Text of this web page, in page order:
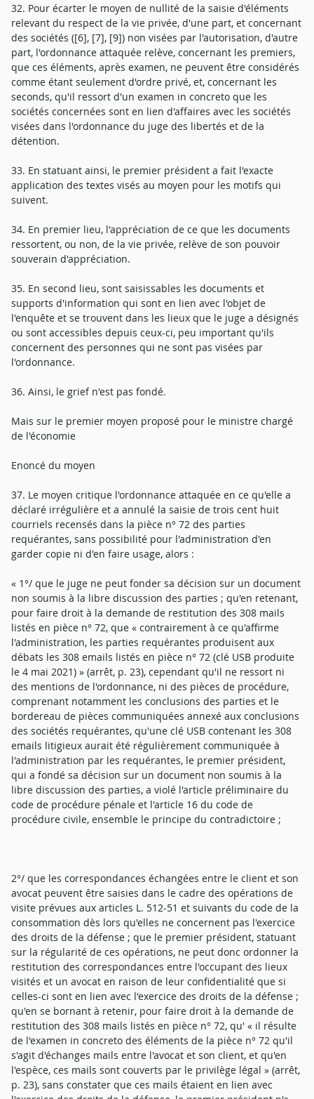
32. Pour écarter le moyen de nullité de la saisie d'éléments
relevant du respect de la vie privée, d'une part, et concernant
des sociétés ([6], [7], [9]) non visées par l'autorisation, d'autre
part, l'ordonnance attaquée relève, concernant les premiers,
que ces éléments, après examen, ne peuvent être considérés
comme étant seulement d'ordre privé, et, concernant les
seconds, qu'il ressort d'un examen in concreto que les
sociétés concernées sont en lien d'affaires avec les sociétés
visées dans l'ordonnance du juge des libertés et de la
détention.
33. En statuant ainsi, le premier président a fait l'exacte
application des textes visés au moyen pour les motifs qui
suivent.
34. En premier lieu, l'appréciation de ce que les documents
ressortent, ou non, de la vie privée, relève de son pouvoir
souverain d'appréciation.
35. En second lieu, sont saisissables les documents et
supports d'information qui sont en lien avec l'objet de
l'enquête et se trouvent dans les lieux que le juge a désignés
ou sont accessibles depuis ceux-ci, peu important qu'ils
concernent des personnes qui ne sont pas visées par
l'ordonnance.
36. Ainsi, le grief n'est pas fondé.
Mais sur le premier moyen proposé pour le ministre chargé
de l'économie
Enoncé du moyen
37. Le moyen critique l'ordonnance attaquée en ce qu'elle a
déclaré irrégulière et a annulé la saisie de trois cent huit
courriels recensés dans la pièce n° 72 des parties
requérantes, sans possibilité pour l'administration d'en
garder copie ni d'en faire usage, alors :
« 1°/ que le juge ne peut fonder sa décision sur un document
non soumis à la libre discussion des parties ; qu'en retenant,
pour faire droit à la demande de restitution des 308 mails
listés en pièce n° 72, que « contrairement à ce qu'affirme
l'administration, les parties requérantes produisent aux
débats les 308 emails listés en pièce n° 72 (clé USB produite
le 4 mai 2021) » (arrêt, p. 23), cependant qu'il ne ressort ni
des mentions de l'ordonnance, ni des pièces de procédure,
comprenant notamment les conclusions des parties et le
bordereau de pièces communiquées annexé aux conclusions
des sociétés requérantes, qu'une clé USB contenant les 308
emails litigieux aurait été régulièrement communiquée à
l'administration par les requérantes, le premier président,
qui a fondé sa décision sur un document non soumis à la
libre discussion des parties, a violé l'article préliminaire du
code de procédure pénale et l'article 16 du code de
procédure civile, ensemble le principe du contradictoire ;
2°/ que les correspondances échangées entre le client et son
avocat peuvent être saisies dans le cadre des opérations de
visite prévues aux articles L. 512-51 et suivants du code de la
consommation dès lors qu'elles ne concernent pas l'exercice
des droits de la défense ; que le premier président, statuant
sur la régularité de ces opérations, ne peut donc ordonner la
restitution des correspondances entre l'occupant des lieux
visités et un avocat en raison de leur confidentialité que si
celles-ci sont en lien avec l'exercice des droits de la défense ;
qu'en se bornant à retenir, pour faire droit à la demande de
restitution des 308 mails listés en pièce n° 72, qu' « il résulte
de l'examen in concreto des éléments de la pièce n° 72 qu'il
s'agit d'échanges mails entre l'avocat et son client, et qu'en
l'espèce, ces mails sont couverts par le privilège légal » (arrêt,
p. 23), sans constater que ces mails étaient en lien avec